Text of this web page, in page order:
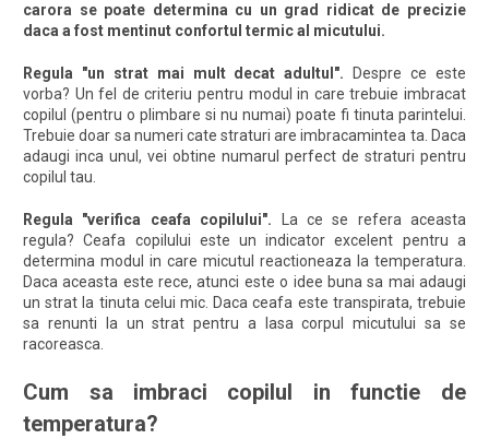
carora se poate determina cu un grad ridicat de precizie
daca a fost mentinut confortul termic al micutului.
Regula "un strat mai mult decat adultul".
Despre ce este
vorba? Un fel de criteriu pentru modul in care trebuie imbracat
copilul (pentru o plimbare si nu numai) poate fi tinuta parintelui.
Trebuie doar sa numeri cate straturi are imbracamintea ta. Daca
adaugi inca unul, vei obtine numarul perfect de straturi pentru
copilul tau.
Regula "verifica ceafa copilului". La ce se refera aceasta
regula? Ceafa copilului este un indicator excelent pentru a
determina modul in care micutul reactioneaza la temperatura.
Daca aceasta este rece, atunci este o idee buna sa mai adaugi
un strat la tinuta celui mic. Daca ceafa este transpirata, trebuie
sa renunti la un strat pentru a lasa corpul micutului sa se
racoreasca.
Cum sa imbraci copilul in functie de
temperatura?